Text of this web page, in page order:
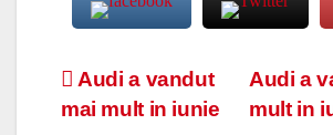
Navigare
Audi a
mult in
Audi a vandut
mai mult in iunie